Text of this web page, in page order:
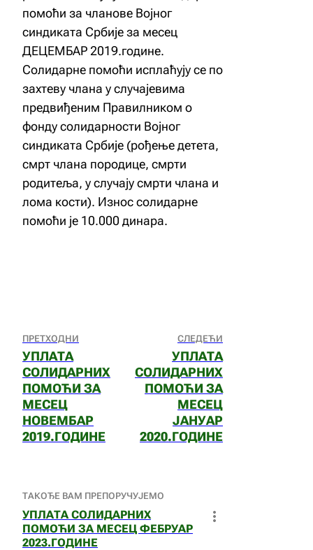
помоћи за чланове Војног
синдиката Србије за месец
ДЕЦЕМБАР 2019.године.
Солидарне помоћи исплаћују се по
захтеву члана у случајевима
предвиђеним Правилником о
фонду солидарности Војног
синдиката Србије (рођење детета,
смрт члана породице, смрти
родитеља, у случају смрти члана и
лома кости). Износ солидарне
помоћи је 10.000 динара.
ПРЕТХОДНИ
УПЛАТА
СОЛИДАРНИХ
ПОМОЋИ ЗА
МЕСЕЦ
НОВЕМБАР
2019.ГОДИНЕ
СЛЕДЕЋИ
УПЛАТА
СОЛИДАРНИХ
ПОМОЋИ ЗА
МЕСЕЦ
ЈАНУАР
2020.ГОДИНЕ
ТАКОЂЕ ВАМ ПРЕПОРУЧУЈЕМО
УПЛАТА СОЛИДАРНИХ
ПОМОЋИ ЗА МЕСЕЦ ФЕБРУАР
2023.ГОДИНЕ